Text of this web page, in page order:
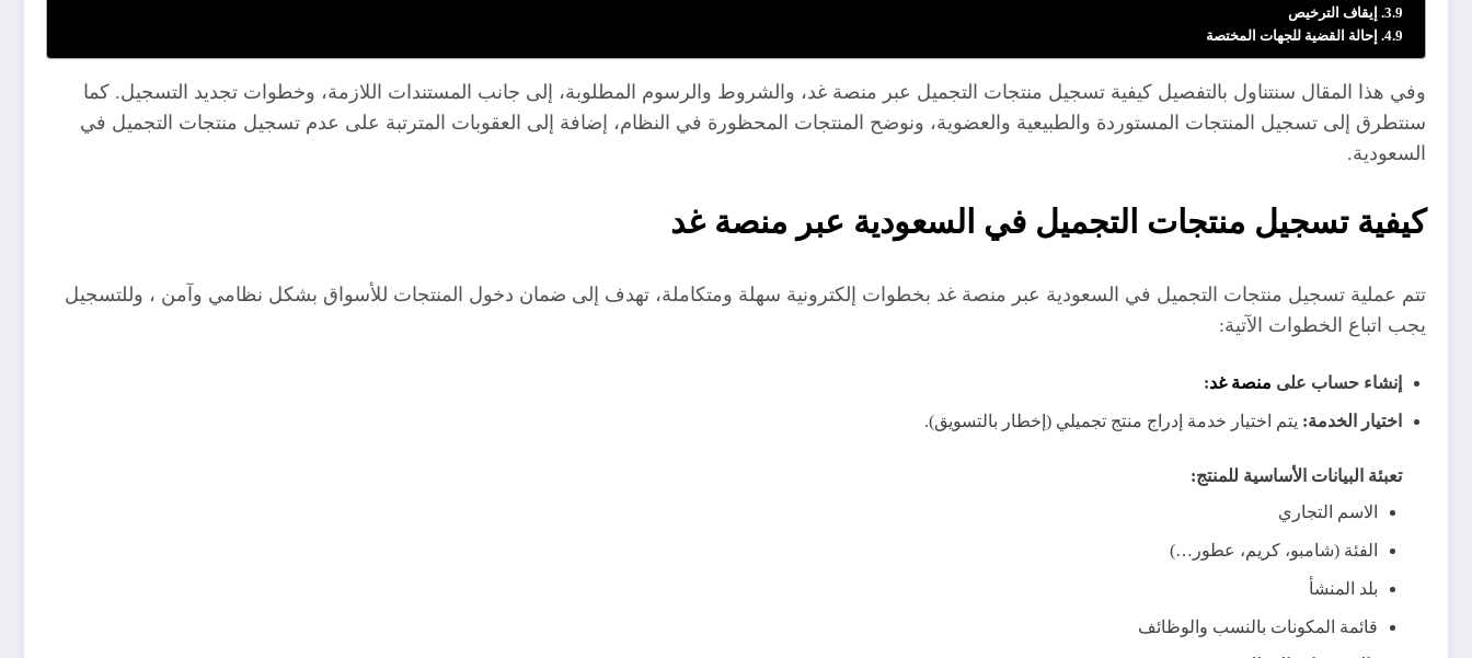
إيقاف الترخيص
إحالة القضية للجهات المختصة
وفي هذا المقال سنتناول بالتفصيل كيفية تسجيل منتجات التجميل عبر منصة غد، والشروط والرسوم المطلوبة، إلى جانب المستندات اللازمة، وخطوات تجديد التسجيل. كما
سنتطرق إلى تسجيل المنتجات المستوردة والطبيعية والعضوية، ونوضح المنتجات المحظورة في النظام، إضافة إلى العقوبات المترتبة على عدم تسجيل منتجات التجميل في
السعودية.
كيفية تسجيل منتجات التجميل في السعودية عبر منصة غد
تتم عملية تسجيل منتجات التجميل في السعودية عبر منصة غد بخطوات إلكترونية سهلة ومتكاملة، تهدف إلى ضمان دخول المنتجات للأسواق بشكل نظامي وآمن ، وللتسجيل
يجب اتباع الخطوات الآتية:
إنشاء حساب على منصة غد:
اختيار الخدمة: يتم اختيار خدمة إدراج منتج تجميلي (إخطار بالتسويق).
تعبئة البيانات الأساسية للمنتج:
الاسم التجاري
الفئة (شامبو، كريم، عطور…)
بلد المنشأ
قائمة المكونات بالنسب والوظائف